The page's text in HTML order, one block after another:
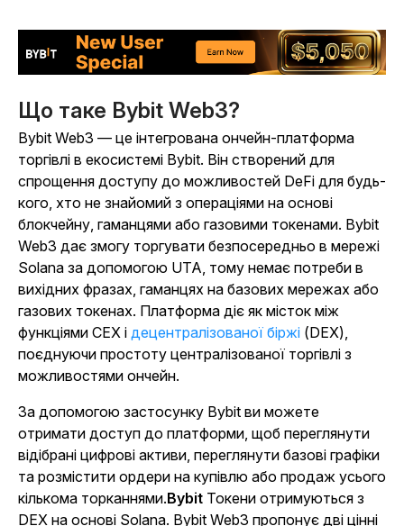
Що таке Bybit Web3?
Bybit Web3 — це інтегрована ончейн-платформа
торгівлі в екосистемі Bybit. Він створений для
спрощення доступу до можливостей DeFi для будь-
кого, хто не знайомий з операціями на основі
блокчейну, гаманцями або газовими токенами. Bybit
Web3 дає змогу торгувати безпосередньо в мережі
Solana за допомогою UTA, тому немає потреби в
вихідних фразах, гаманцях на базових мережах або
газових токенах. Платформа діє як місток між
функціями CEX і децентралізованої біржі (DEX),
поєднуючи простоту централізованої торгівлі з
можливостями ончейн.
За допомогою застосунку Bybit ви можете
отримати доступ до платформи, щоб переглянути
відібрані цифрові активи, переглянути базові графіки
та розмістити ордери на купівлю або продаж усього
кількома торканнями.Bybit Токени отримуються з
DEX на основі Solana. Bybit Web3 пропонує дві цінні